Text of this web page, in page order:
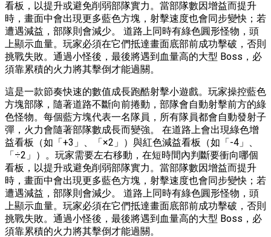
看板，以提升或避免削弱部隊實力。當部隊數因增益而提升
時，畫面中會出現更多藍色方塊，射擊速度也會同步變快；若
遭遇減益，部隊則會減少。 道路上同時有綠色圓形怪物，頭
上顯示血量。玩家必須在它們抵達畫面底部前成功擊破，否則
挑戰失敗。通過小怪後，最後將遇到血量高的大型 Boss，必
須靠累積的火力將其擊倒才能過關。
這是一款節奏快速的數值成長跑酷射擊小遊戲。玩家操控藍色
方塊部隊，隨著道路不斷向前捲動，部隊會自動射擊前方的綠
色怪物。每個藍方塊代表一名隊員，所有隊員都會自動發射子
彈，火力會隨著部隊數成長而變強。 在道路上會出現綠色增
益看板（如「+3」、「×2」）與紅色減益看板（如「-4」、
「÷2」）。玩家需要左右移動，在短時間內判斷要衝向哪個
看板，以提升或避免削弱部隊實力。當部隊數因增益而提升
時，畫面中會出現更多藍色方塊，射擊速度也會同步變快；若
遭遇減益，部隊則會減少。 道路上同時有綠色圓形怪物，頭
上顯示血量。玩家必須在它們抵達畫面底部前成功擊破，否則
挑戰失敗。通過小怪後，最後將遇到血量高的大型 Boss，必
須靠累積的火力將其擊倒才能過關。